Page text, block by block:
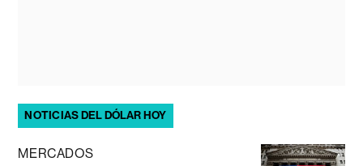
NOTICIAS DEL DÓLAR HOY
MERCADOS